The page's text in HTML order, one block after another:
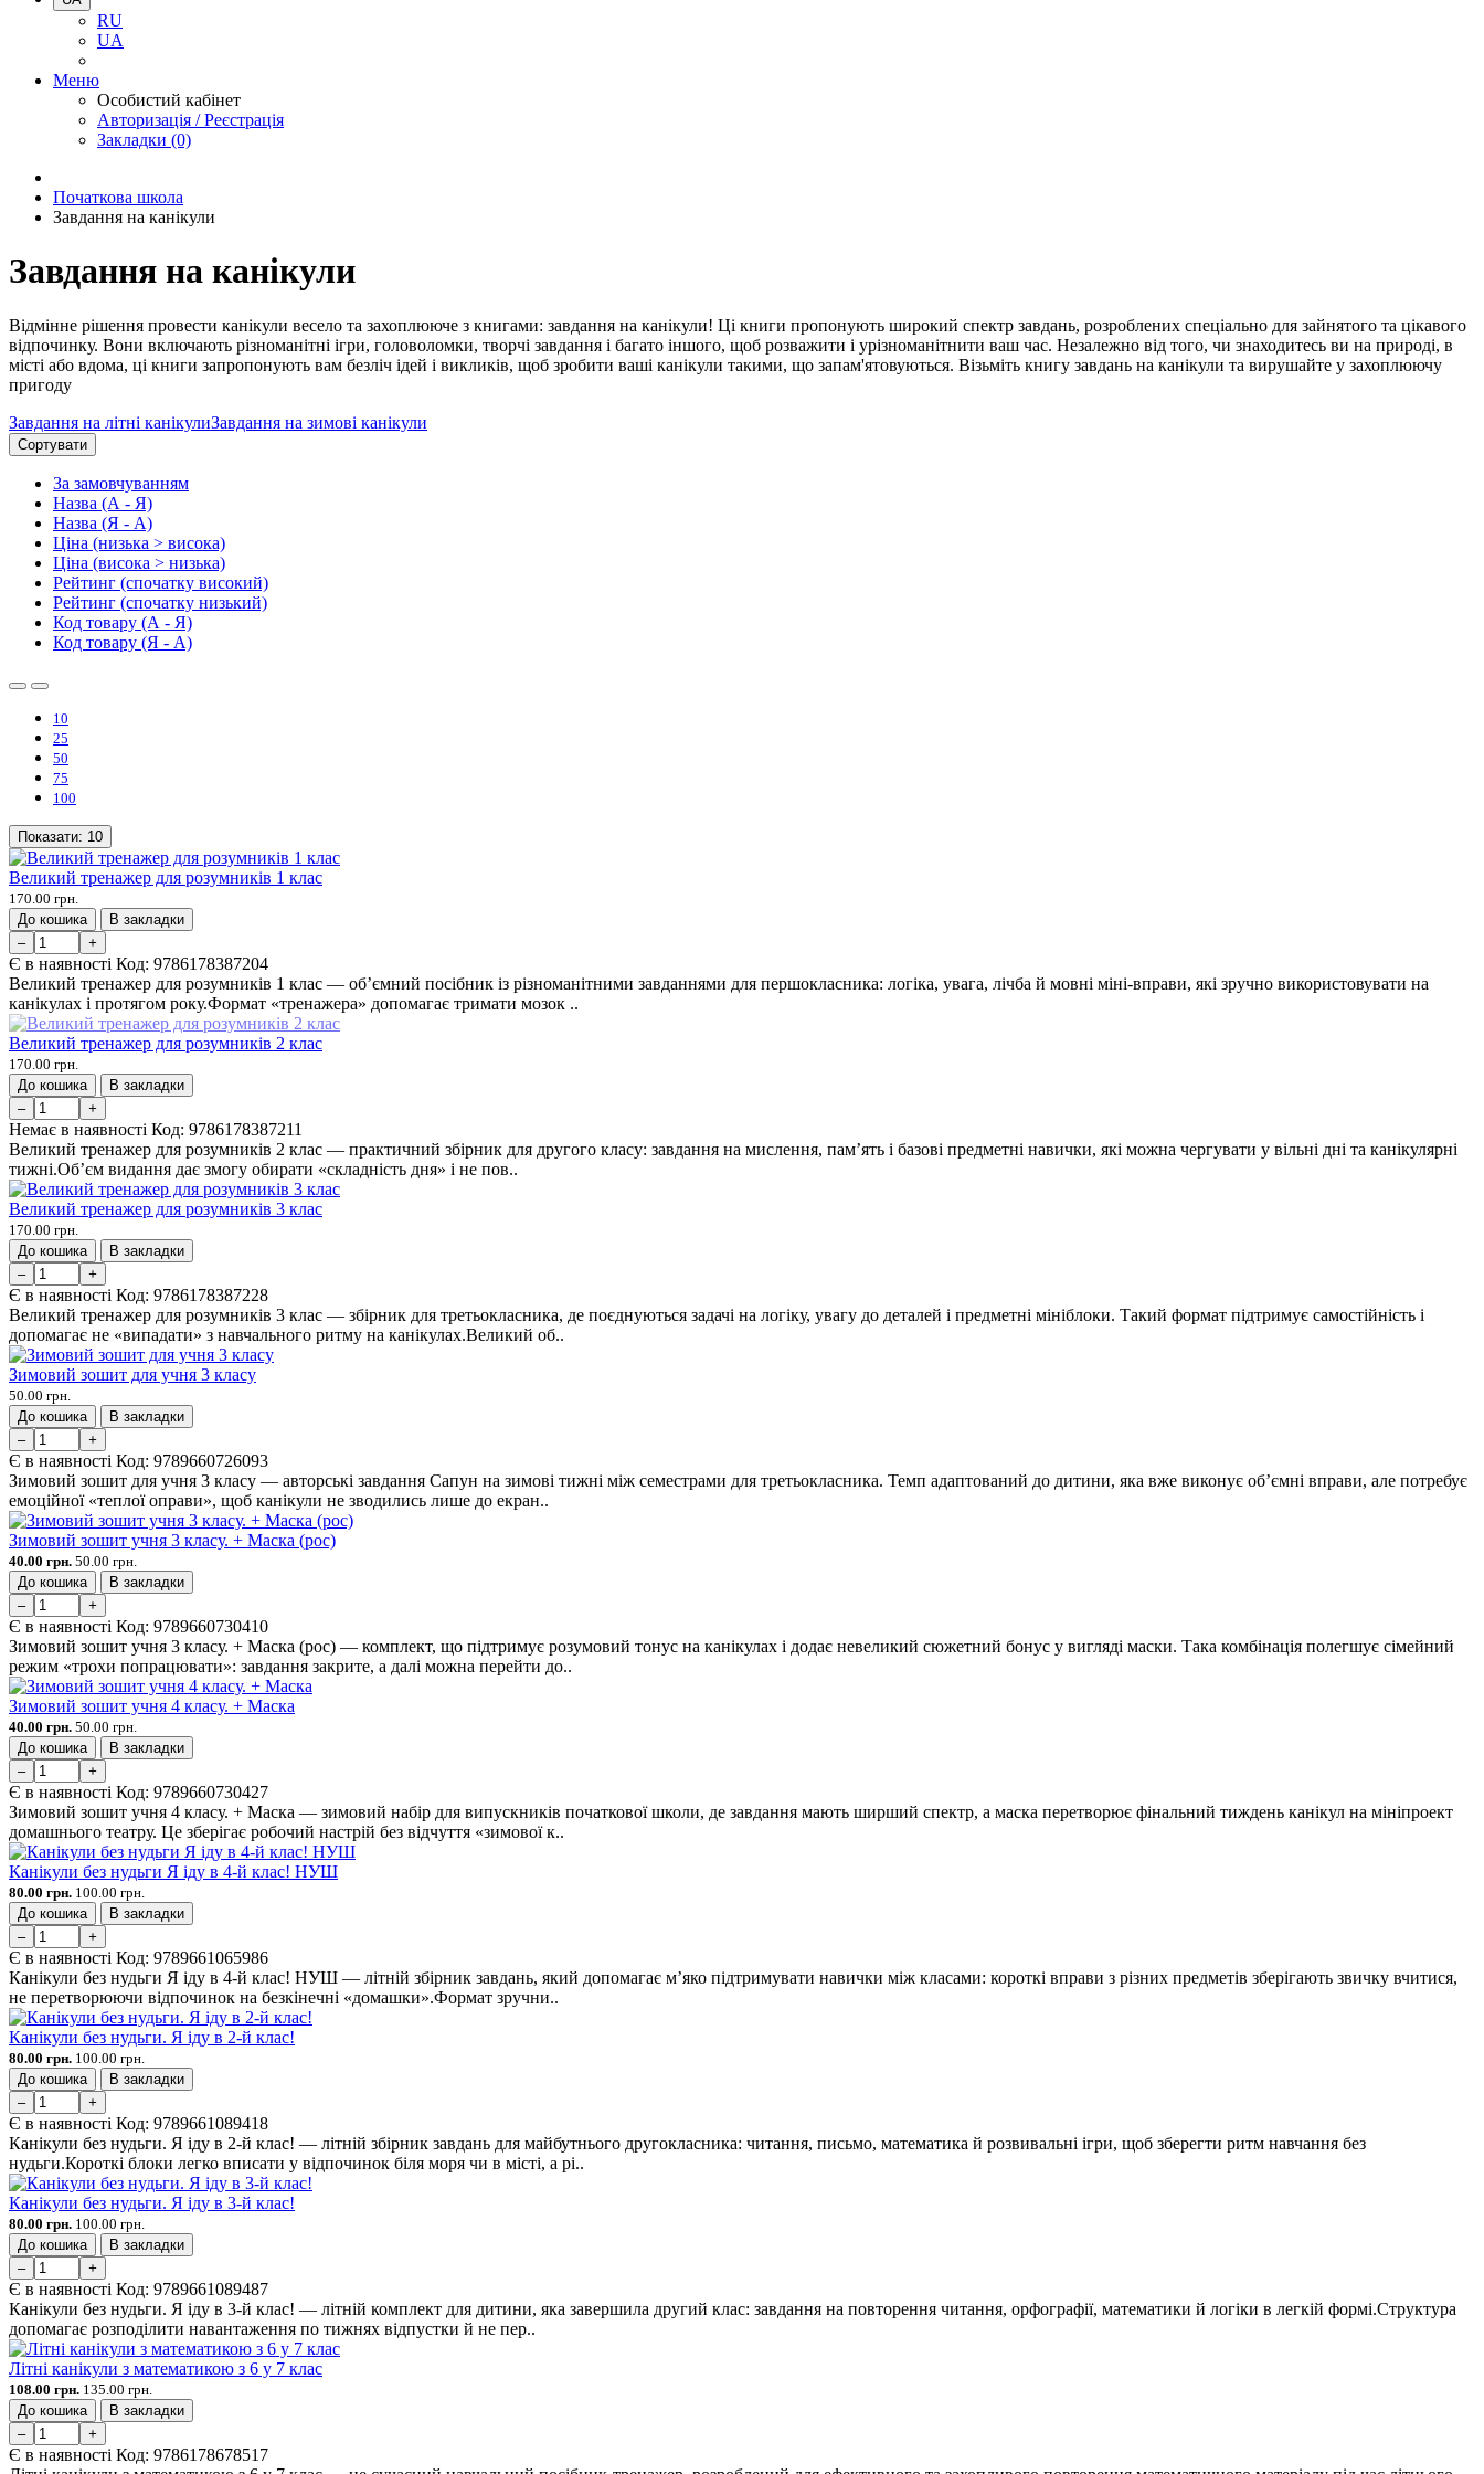
RU
UA
Меню
Особистий кабінет
Авторизація / Реєстрація
Закладки (0)
Початкова школа
Завдання на канікули
Завдання на канікули
Відмінне рішення провести канікули весело та захоплююче з книгами: завдання на канікули! Ці книги пропонують широкий спектр завдань, розроблених спеціально для зайнятого та цікавого
відпочинку. Вони включають різноманітні ігри, головоломки, творчі завдання і багато іншого, щоб розважити і урізноманітнити ваш час. Незалежно від того, чи знаходитесь ви на природі, в
місті або вдома, ці книги запропонують вам безліч ідей і викликів, щоб зробити ваші канікули такими, що запам'ятовуються. Візьміть книгу завдань на канікули та вирушайте у захоплюючу
пригоду
Завдання на літні канікулиЗавдання на зимові канікули
Сортувати
За замовчуванням
Назва (А - Я)
Назва (Я - А)
Ціна (низька > висока)
Ціна (висока > низька)
Рейтинг (спочатку високий)
Рейтинг (спочатку низький)
Код товару (А - Я)
Код товару (Я - А)
10
25
50
75
100
Показати: 10
Великий тренажер для розумників 1 клас
170.00 грн.
До кошика
В закладки
–
+
Є в наявності Код: 9786178387204
Великий тренажер для розумників 1 клас — об’ємний посібник із різноманітними завданнями для першокласника: логіка, увага, лічба й мовні міні-вправи, які зручно використовувати на
канікулах і протягом року.Формат «тренажера» допомагає тримати мозок ..
Великий тренажер для розумників 2 клас
170.00 грн.
До кошика
В закладки
–
+
Немає в наявності Код: 9786178387211
Великий тренажер для розумників 2 клас — практичний збірник для другого класу: завдання на мислення, пам’ять і базові предметні навички, які можна чергувати у вільні дні та канікулярні
тижні.Об’єм видання дає змогу обирати «складність дня» і не пов..
Великий тренажер для розумників 3 клас
170.00 грн.
До кошика
В закладки
–
+
Є в наявності Код: 9786178387228
Великий тренажер для розумників 3 клас — збірник для третьокласника, де поєднуються задачі на логіку, увагу до деталей і предметні мініблоки. Такий формат підтримує самостійність і
допомагає не «випадати» з навчального ритму на канікулах.Великий об..
Зимовий зошит для учня 3 класу
50.00 грн.
До кошика
В закладки
–
+
Є в наявності Код: 9789660726093
Зимовий зошит для учня 3 класу — авторські завдання Сапун на зимові тижні між семестрами для третьокласника. Темп адаптований до дитини, яка вже виконує об’ємні вправи, але потребує
емоційної «теплої оправи», щоб канікули не зводились лише до екран..
Зимовий зошит учня 3 класу. + Маска (рос)
40.00 грн. 50.00 грн.
До кошика
В закладки
–
+
Є в наявності Код: 9789660730410
Зимовий зошит учня 3 класу. + Маска (рос) — комплект, що підтримує розумовий тонус на канікулах і додає невеликий сюжетний бонус у вигляді маски. Така комбінація полегшує сімейний
режим «трохи попрацювати»: завдання закрите, а далі можна перейти до..
Зимовий зошит учня 4 класу. + Маска
40.00 грн. 50.00 грн.
До кошика
В закладки
–
+
Є в наявності Код: 9789660730427
Зимовий зошит учня 4 класу. + Маска — зимовий набір для випускників початкової школи, де завдання мають ширший спектр, а маска перетворює фінальний тиждень канікул на мініпроект
домашнього театру. Це зберігає робочий настрій без відчуття «зимової к..
Канікули без нудьги Я іду в 4-й клас! НУШ
80.00 грн. 100.00 грн.
До кошика
В закладки
–
+
Є в наявності Код: 9789661065986
Канікули без нудьги Я іду в 4-й клас! НУШ — літній збірник завдань, який допомагає м’яко підтримувати навички між класами: короткі вправи з різних предметів зберігають звичку вчитися,
не перетворюючи відпочинок на безкінечні «домашки».Формат зручни..
Канікули без нудьги. Я іду в 2-й клас!
80.00 грн. 100.00 грн.
До кошика
В закладки
–
+
Є в наявності Код: 9789661089418
Канікули без нудьги. Я іду в 2-й клас! — літній збірник завдань для майбутнього другокласника: читання, письмо, математика й розвивальні ігри, щоб зберегти ритм навчання без
нудьги.Короткі блоки легко вписати у відпочинок біля моря чи в місті, а рі..
Канікули без нудьги. Я іду в 3-й клас!
80.00 грн. 100.00 грн.
До кошика
В закладки
–
+
Є в наявності Код: 9789661089487
Канікули без нудьги. Я іду в 3-й клас! — літній комплект для дитини, яка завершила другий клас: завдання на повторення читання, орфографії, математики й логіки в легкій формі.Структура
допомагає розподілити навантаження по тижнях відпустки й не пер..
Літні канікули з математикою з 6 у 7 клас
108.00 грн. 135.00 грн.
До кошика
В закладки
–
+
Є в наявності Код: 9786178678517